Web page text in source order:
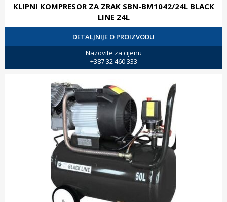
KLIPNI KOMPRESOR ZA ZRAK SBN-BM1042/24L BLACK
LINE 24L
DETALJNIJE O PROIZVODU
Nazovite za cijenu
+387 32 460 333